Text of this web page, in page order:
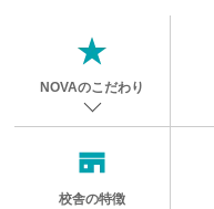
NOVAのこだわり
校舎の特徴